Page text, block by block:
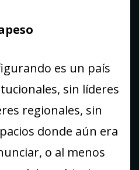
es un país
sin líderes
regionales, sin
donde aún era
o al menos